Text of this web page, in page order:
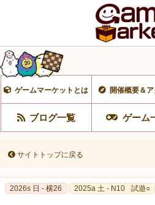
ゲームマーケットとは 開催概要＆
ブログ一覧 ゲーム
サイトトップに戻る
2026s 日 - 横26 2025a 土 - N10 試遊○